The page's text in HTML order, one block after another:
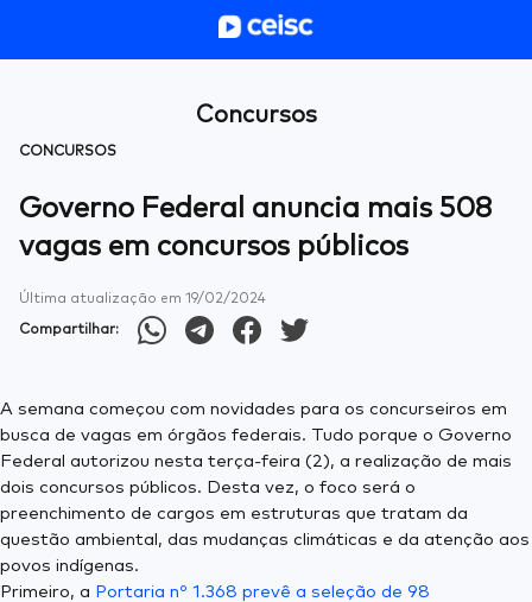
Concursos
CONCURSOS
Governo Federal anuncia mais 508
vagas em concursos públicos
Última atualização em 19/02/2024
Compartilhar:
A semana começou com novidades para os concurseiros em
busca de vagas em órgãos federais. Tudo porque o Governo
Federal autorizou nesta terça-feira (2), a realização de mais
dois concursos públicos. Desta vez, o foco será o
preenchimento de cargos em estruturas que tratam da
questão ambiental, das mudanças climáticas e da atenção aos
povos indígenas.
Primeiro, a Portaria nº 1.368 prevê a seleção de 98